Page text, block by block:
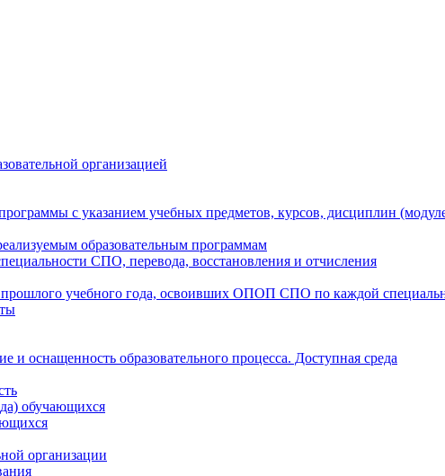
организацией
с указанием учебных предметов, курсов, дисциплин
образовательным программам
СПО, перевода, восстановления и отчисления
прошлого учебного года, освоивших ОПОП СПО по каждой
и оснащенность образовательного процесса. Доступная среда
обучающихся
организации